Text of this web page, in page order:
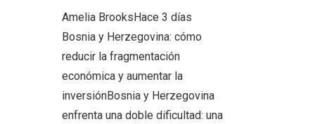
Amelia Brooks Hace 3 días
Bosnia y Herzegovina: cómo
reducir la fragmentación
económica y aumentar la
inversiónBosnia y Herzegovina
enfrenta una doble dificultad: una